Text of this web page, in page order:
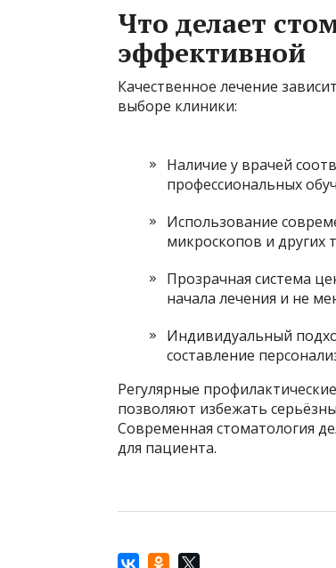
Что делает
эффективной
Качественное лечение
выборе клиники:
Наличие у врачей
профессиональных
Использование
микроскопов и других
Прозрачная система
начала лечения и не
Индивидуальный
составление
Регулярные
позволяют избежать
Современная стоматология
для пациента.